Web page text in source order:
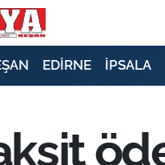
EDİRNE İPSALA